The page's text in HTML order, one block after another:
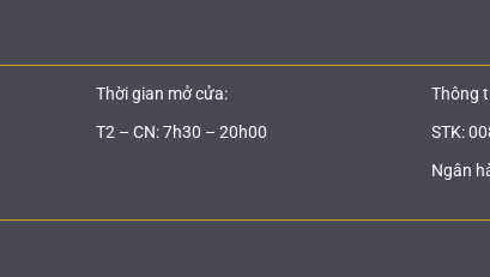
Thời gian mở cửa:
T2 – CN: 7h30 – 20h00
Thông
STK:
Ngân